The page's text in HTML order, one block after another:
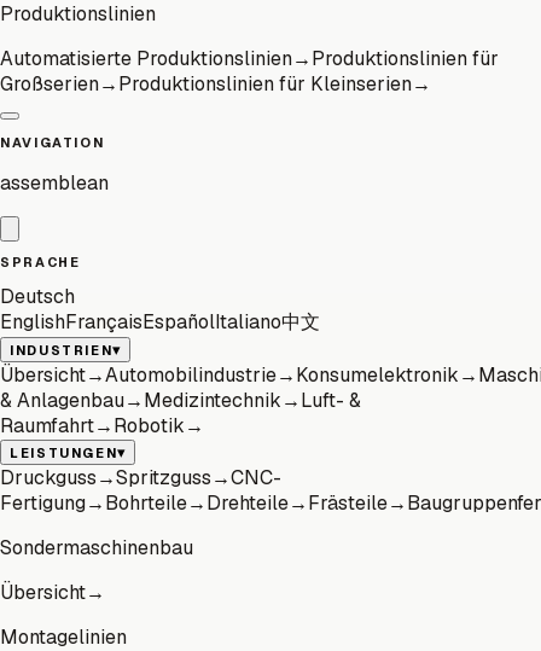
Produktionslinien
Automatisierte Produktionslinien→Produktionslinien für
Großserien→Produktionslinien für Kleinserien→
NAVIGATION
assemblean
SPRACHE
Deutsch
EnglishFrançaisEspañolItaliano中文
INDUSTRIEN▾
Übersicht→Automobilindustrie→Konsumelektronik→
& Anlagenbau→Medizintechnik→Luft- &
Raumfahrt→Robotik→
LEISTUNGEN▾
Druckguss→Spritzguss→CNC-
Fertigung→Bohrteile→Drehteile→Frästeile→
Sondermaschinenbau
Übersicht→
Montagelinien